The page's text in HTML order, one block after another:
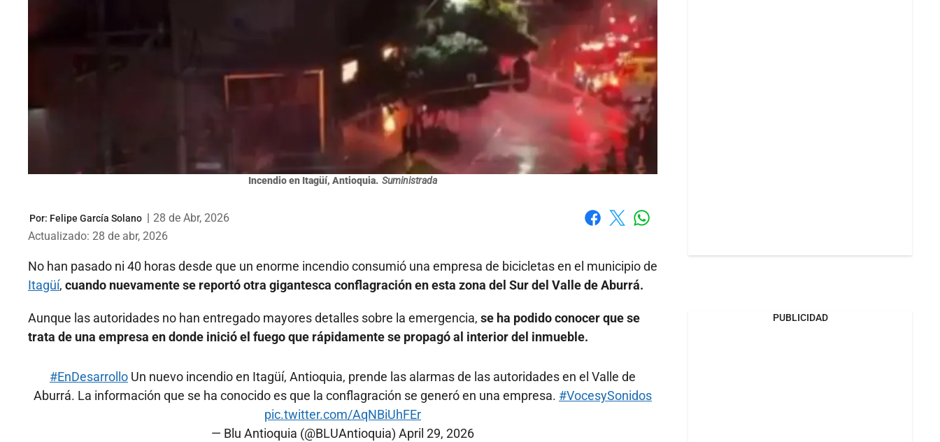
Incendio en Itagüí, Antioquia. Suministrada
Por: Felipe García Solano | 28 de Abr, 2026
Actualizado: 28 de abr, 2026
No han pasado ni 40 horas desde que un enorme incendio consumió una empresa de bicicletas en el municipio de
Itagüí, cuando nuevamente se reportó otra gigantesca conflagración en esta zona del Sur del Valle de Aburrá.
Aunque las autoridades no han entregado mayores detalles sobre la emergencia, se ha podido conocer que se
trata de una empresa en donde inició el fuego que rápidamente se propagó al interior del inmueble.
#EnDesarrollo Un nuevo incendio en Itagüí, Antioquia, prende las alarmas de las autoridades en el Valle de
Aburrá. La información que se ha conocido es que la conflagración se generó en una empresa. #VocesySonidos
pic.twitter.com/AqNBiUhFEr
— Blu Antioquia (@BLUAntioquia) April 29, 2026
PUBLICIDAD